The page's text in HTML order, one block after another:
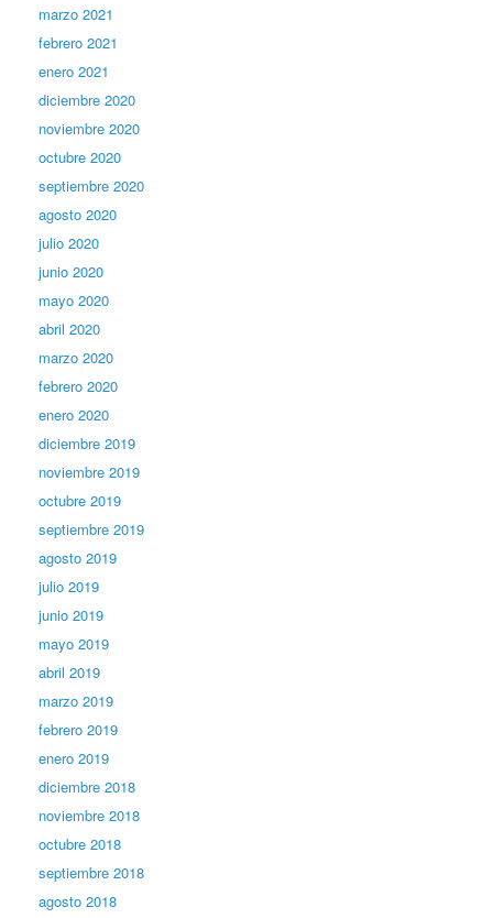
marzo 2021
febrero 2021
enero 2021
diciembre 2020
noviembre 2020
octubre 2020
septiembre 2020
agosto 2020
julio 2020
junio 2020
mayo 2020
abril 2020
marzo 2020
febrero 2020
enero 2020
diciembre 2019
noviembre 2019
octubre 2019
septiembre 2019
agosto 2019
julio 2019
junio 2019
mayo 2019
abril 2019
marzo 2019
febrero 2019
enero 2019
diciembre 2018
noviembre 2018
octubre 2018
septiembre 2018
agosto 2018